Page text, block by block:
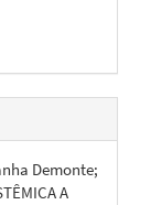
Demonte;
A